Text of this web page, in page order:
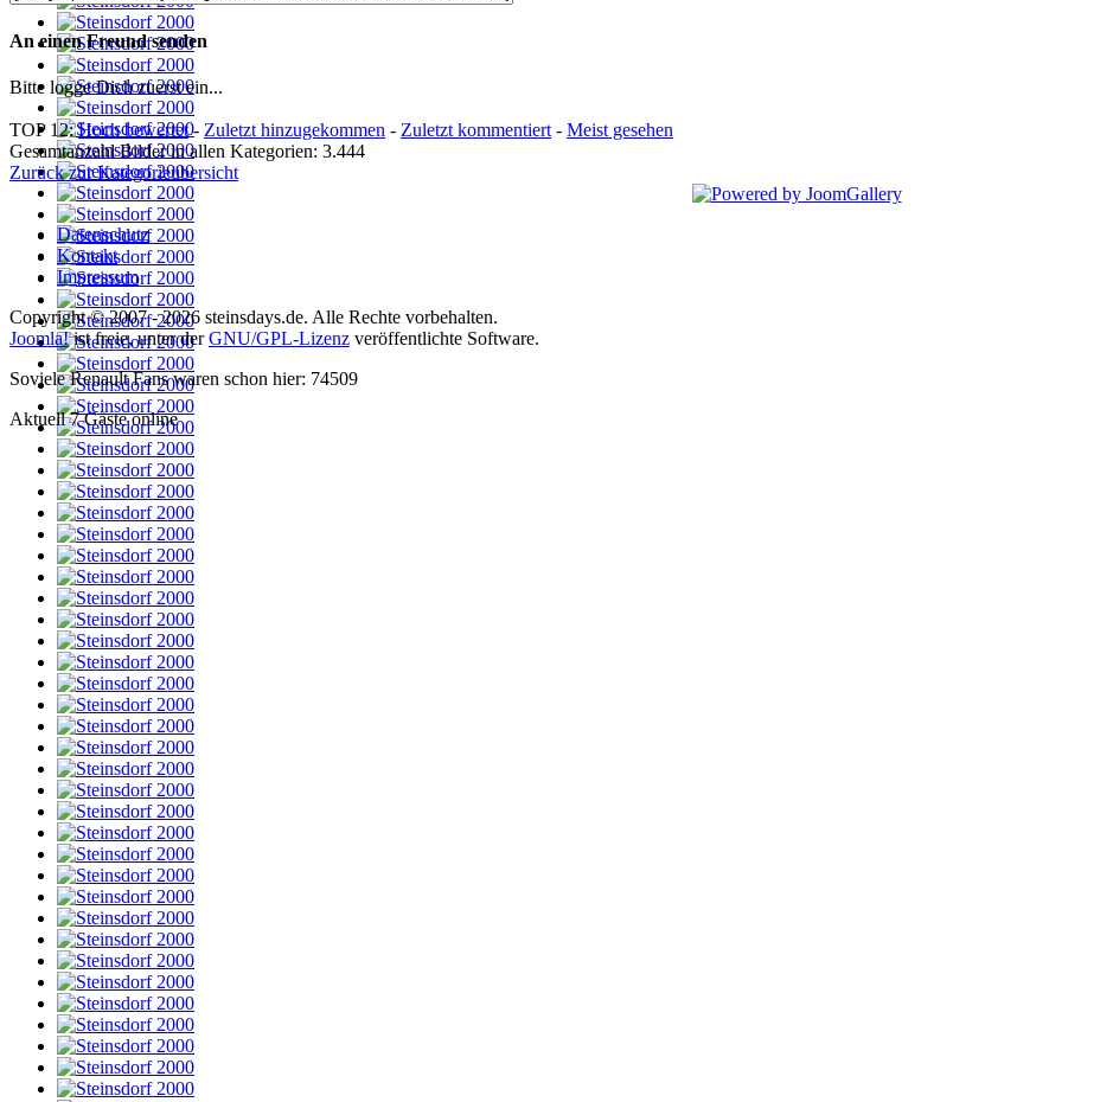
An einen Freund senden
Bitte logge Dich zuerst ein...
TOP 12:Hoch bewertet- Zuletzt hinzugekommen - Zuletzt kommentiert - Meist gesehen
Gesamtanzahl Bilder in allen Kategorien: 3.444
Zurück zur Kategorieübersicht
Datenschutz
Kontakt
Impressum
Copyright © 2007 - 2026 steinsdays.de. Alle Rechte vorbehalten.
Joomla!ist freie, unter derGNU/GPL-Lizenz veröffentlichte Software.
Soviele Renault Fans waren schon hier: 74509
Aktuell 7 Gäste online